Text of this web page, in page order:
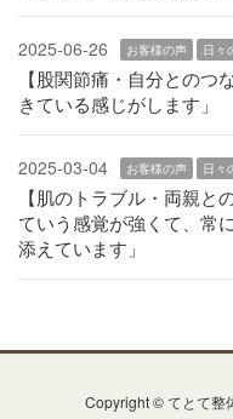
2025-06-26 お客様の声 日々
【股関節痛・自分とのつ
きている感じがします」
2025-03-04 お客様の声 日々
【肌のトラブル・両親と
ていう感覚が強くて、常
添えています」
Copyright © てとて整